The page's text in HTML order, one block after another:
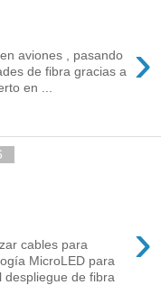
›
aviones , pasando
de fibra gracias a
en ...
›
cables para
MicroLED para
de fibra